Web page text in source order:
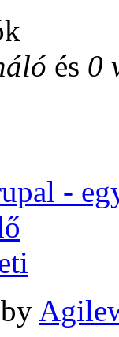
és 0